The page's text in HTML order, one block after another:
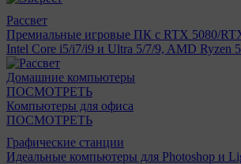
Рассвет
Премиальные игровые ПК с RTX 5080/
Intel Core i5/i7/i9 и Ultra 5/7/9, AMD Ryzen
Домашние компьютеры
ПОСМОТРЕТЬ
Компьютеры для офиса
ПОСМОТРЕТЬ
Графические станции
Идеальные компьютеры для Photoshop и